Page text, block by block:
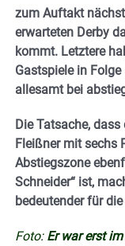
zum Auftakt
erwarteten Derby
kommt. Letztere
Gastspiele in
allesamt bei
Die Tatsache,
Fleißner mit sechs
Abstiegszone
Schneider“ ist,
bedeutender für
Foto:Er war erst